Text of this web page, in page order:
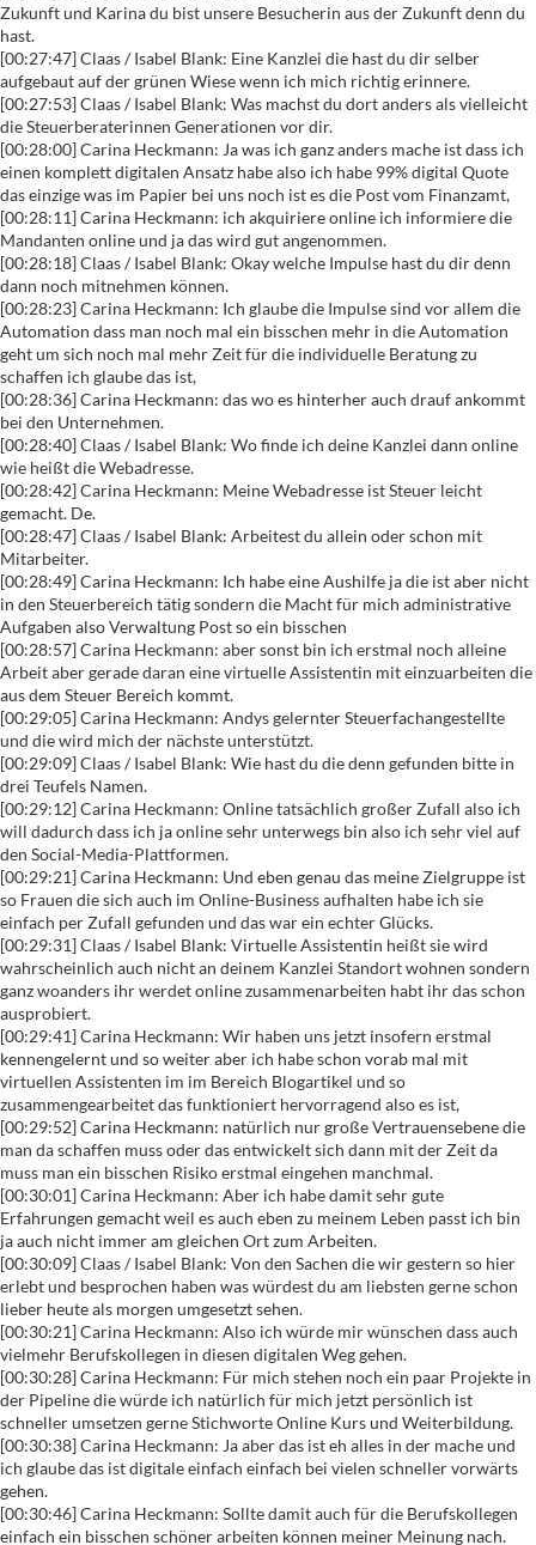
Zukunft und Karina du bist unsere Besucherin aus der Zukunft denn du
hast.
[00:27:47] Claas / Isabel Blank: Eine Kanzlei die hast du dir selber
aufgebaut auf der grünen Wiese wenn ich mich richtig erinnere.
[00:27:53] Claas / Isabel Blank: Was machst du dort anders als vielleicht
die Steuerberaterinnen Generationen vor dir.
[00:28:00] Carina Heckmann: Ja was ich ganz anders mache ist dass ich
einen komplett digitalen Ansatz habe also ich habe 99% digital Quote
das einzige was im Papier bei uns noch ist es die Post vom Finanzamt,
[00:28:11] Carina Heckmann: ich akquiriere online ich informiere die
Mandanten online und ja das wird gut angenommen.
[00:28:18] Claas / Isabel Blank: Okay welche Impulse hast du dir denn
dann noch mitnehmen können.
[00:28:23] Carina Heckmann: Ich glaube die Impulse sind vor allem die
Automation dass man noch mal ein bisschen mehr in die Automation
geht um sich noch mal mehr Zeit für die individuelle Beratung zu
schaffen ich glaube das ist,
[00:28:36] Carina Heckmann: das wo es hinterher auch drauf ankommt
bei den Unternehmen.
[00:28:40] Claas / Isabel Blank: Wo finde ich deine Kanzlei dann online
wie heißt die Webadresse.
[00:28:42] Carina Heckmann: Meine Webadresse ist Steuer leicht
gemacht. De.
[00:28:47] Claas / Isabel Blank: Arbeitest du allein oder schon mit
Mitarbeiter.
[00:28:49] Carina Heckmann: Ich habe eine Aushilfe ja die ist aber nicht
in den Steuerbereich tätig sondern die Macht für mich administrative
Aufgaben also Verwaltung Post so ein bisschen
[00:28:57] Carina Heckmann: aber sonst bin ich erstmal noch alleine
Arbeit aber gerade daran eine virtuelle Assistentin mit einzuarbeiten die
aus dem Steuer Bereich kommt.
[00:29:05] Carina Heckmann: Andys gelernter Steuerfachangestellte
und die wird mich der nächste unterstützt.
[00:29:09] Claas / Isabel Blank: Wie hast du die denn gefunden bitte in
drei Teufels Namen.
[00:29:12] Carina Heckmann: Online tatsächlich großer Zufall also ich
will dadurch dass ich ja online sehr unterwegs bin also ich sehr viel auf
den Social-Media-Plattformen.
[00:29:21] Carina Heckmann: Und eben genau das meine Zielgruppe ist
so Frauen die sich auch im Online-Business aufhalten habe ich sie
einfach per Zufall gefunden und das war ein echter Glücks.
[00:29:31] Claas / Isabel Blank: Virtuelle Assistentin heißt sie wird
wahrscheinlich auch nicht an deinem Kanzlei Standort wohnen sondern
ganz woanders ihr werdet online zusammenarbeiten habt ihr das schon
ausprobiert.
[00:29:41] Carina Heckmann: Wir haben uns jetzt insofern erstmal
kennengelernt und so weiter aber ich habe schon vorab mal mit
virtuellen Assistenten im im Bereich Blogartikel und so
zusammengearbeitet das funktioniert hervorragend also es ist,
[00:29:52] Carina Heckmann: natürlich nur große Vertrauensebene die
man da schaffen muss oder das entwickelt sich dann mit der Zeit da
muss man ein bisschen Risiko erstmal eingehen manchmal.
[00:30:01] Carina Heckmann: Aber ich habe damit sehr gute
Erfahrungen gemacht weil es auch eben zu meinem Leben passt ich bin
ja auch nicht immer am gleichen Ort zum Arbeiten.
[00:30:09] Claas / Isabel Blank: Von den Sachen die wir gestern so hier
erlebt und besprochen haben was würdest du am liebsten gerne schon
lieber heute als morgen umgesetzt sehen.
[00:30:21] Carina Heckmann: Also ich würde mir wünschen dass auch
vielmehr Berufskollegen in diesen digitalen Weg gehen.
[00:30:28] Carina Heckmann: Für mich stehen noch ein paar Projekte in
der Pipeline die würde ich natürlich für mich jetzt persönlich ist
schneller umsetzen gerne Stichworte Online Kurs und Weiterbildung.
[00:30:38] Carina Heckmann: Ja aber das ist eh alles in der mache und
ich glaube das ist digitale einfach einfach bei vielen schneller vorwärts
gehen.
[00:30:46] Carina Heckmann: Sollte damit auch für die Berufskollegen
einfach ein bisschen schöner arbeiten können meiner Meinung nach.